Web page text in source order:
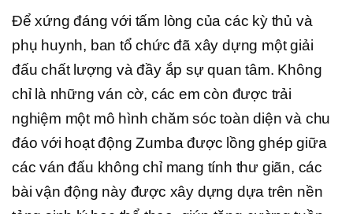
Để xứng đáng với tấm lòng của các kỳ thủ và
phụ huynh, ban tổ chức đã xây dựng một giải
đấu chất lượng và đầy ắp sự quan tâm. Không
chỉ là những ván cờ, các em còn được trải
nghiệm một mô hình chăm sóc toàn diện và chu
đáo với hoạt động Zumba được lồng ghép giữa
các ván đấu không chỉ mang tính thư giãn, các
bài vận động này được xây dựng dựa trên nền